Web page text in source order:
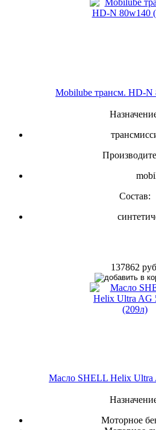
Mobilube трансм. HD-N
Состав:
137862
Масло SHELL Helix Ultra
Моторное